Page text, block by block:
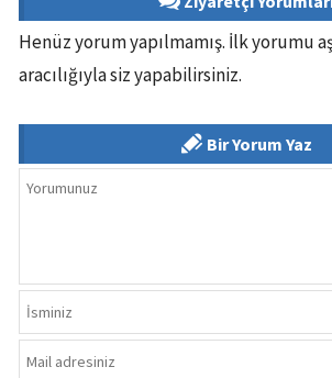
Henüz yorum yapılmamış. İlk yorumu
aracılığıyla siz yapabilirsiniz.
Bir Yorum Yaz